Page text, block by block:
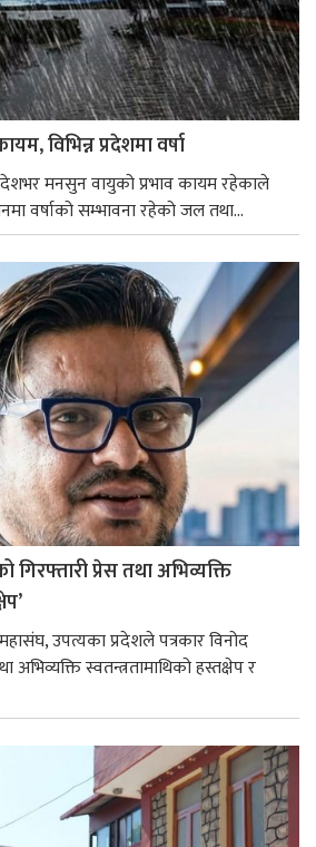
विभिन्न प्रदेशमा वर्षा
मनसुन वायुको प्रभाव कायम रहेकाले
वर्षाको सम्भावना रहेको जल तथा...
गिरफ्तारी प्रेस तथा अभिव्यक्ति
उपत्यका प्रदेशले पत्रकार विनोद
अभिव्यक्ति स्वतन्त्रतामाथिको हस्तक्षेप र